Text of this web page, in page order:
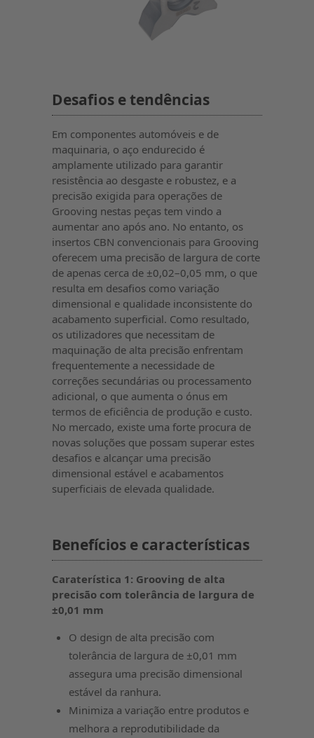
Desafios e tendências
Em componentes automóveis e de
maquinaria, o aço endurecido é
amplamente utilizado para garantir
resistência ao desgaste e robustez, e a
precisão exigida para operações de
Grooving nestas peças tem vindo a
aumentar ano após ano. No entanto, os
insertos CBN convencionais para Grooving
oferecem uma precisão de largura de corte
de apenas cerca de ±0,02–0,05 mm, o que
resulta em desafios como variação
dimensional e qualidade inconsistente do
acabamento superficial. Como resultado,
os utilizadores que necessitam de
maquinação de alta precisão enfrentam
frequentemente a necessidade de
correções secundárias ou processamento
adicional, o que aumenta o ónus em
termos de eficiência de produção e custo.
No mercado, existe uma forte procura de
novas soluções que possam superar estes
desafios e alcançar uma precisão
dimensional estável e acabamentos
superficiais de elevada qualidade.
Benefícios e características
Caraterística 1: Grooving de alta
precisão com tolerância de largura de
±0,01 mm
O design de alta precisão com
tolerância de largura de ±0,01 mm
assegura uma precisão dimensional
estável da ranhura.
Minimiza a variação entre produtos e
melhora a reprodutibilidade da